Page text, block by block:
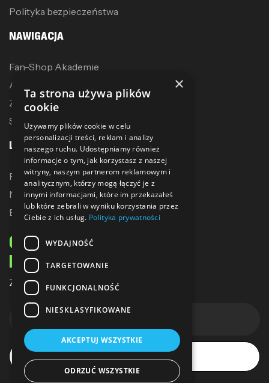
Polityka bezpieczeństwa
NAWIGACJA
Fan-Shop Akademie
Akcesoria treningowe
Zostań dystrybutorem
Sublimacja
LINKI
Promocje
Nowe produkty
Bestsellery
ODBIERZ 10% ZNIŻKI
NA PIERWSZE ZAKUPY
Zapisz się do naszego newslettera
Subskrybuj
×
Ta strona używa plików
cookie
Używamy plików cookie w celu
personalizacji treści, reklam i analizy
naszego ruchu. Udostępniamy również
informacje o tym, jak korzystasz z naszej
witryny, naszym partnerom reklamowym i
analitycznym, którzy mogą łączyć je z
innymi informacjami, które im przekazałeś
lub które zebrali w wyniku korzystania przez
Ciebie z ich usług. Polityka prywatności
WYDAJNOŚĆ
TARGETOWANIE
FUNKCJONALNOŚĆ
NIESKLASYFIKOWANE
AKCEPTUJ WSZYSTKIE
ODRZUĆ WSZYSTKIE